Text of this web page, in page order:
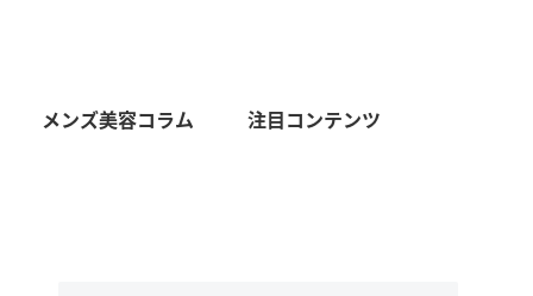
メンズ美容コラム 注目コンテンツ